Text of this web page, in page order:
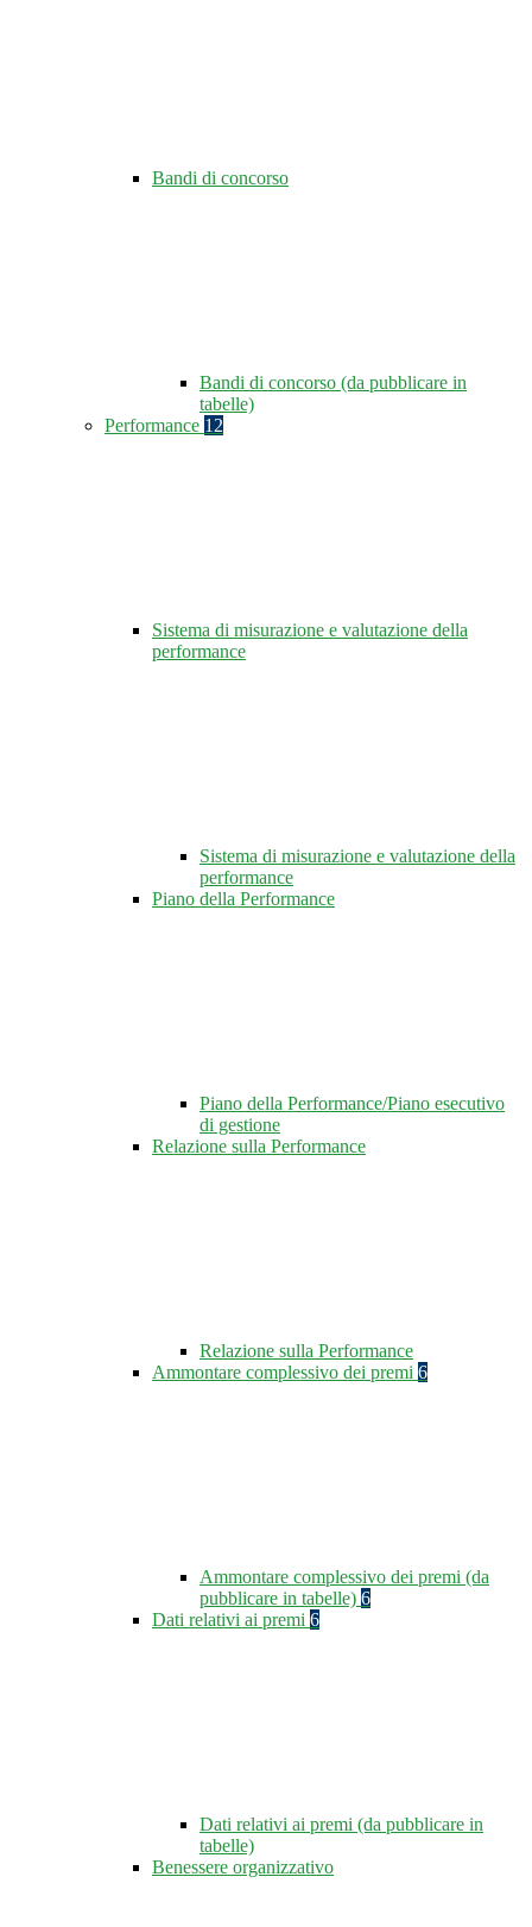
Bandi di concorso
Bandi di concorso (da pubblicare in
tabelle)
Performance 12
Sistema di misurazione e valutazione della
performance
Sistema di misurazione e valutazione della
performance
Piano della Performance
Piano della Performance/Piano esecutivo
di gestione
Relazione sulla Performance
Relazione sulla Performance
Ammontare complessivo dei premi 6
Ammontare complessivo dei premi (da
pubblicare in tabelle) 6
Dati relativi ai premi 6
Dati relativi ai premi (da pubblicare in
tabelle)
Benessere organizzativo